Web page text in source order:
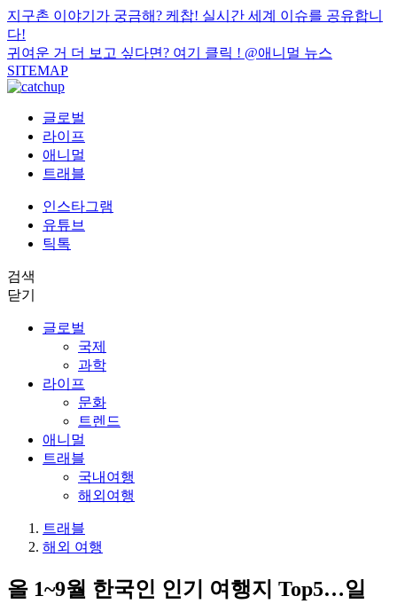
지구촌 이야기가 궁금해? 케찹! 실시간 세계 이슈를 공유합니
다!
귀여운 거 더 보고 싶다면? 여기 클릭 ! @애니멀 뉴스
SITEMAP
글로벌
라이프
애니멀
트래블
인스타그램
유튜브
틱톡
검색
닫기
글로벌
국제
과학
라이프
문화
트렌드
애니멀
트래블
국내여행
해외여행
트래블
해외 여행
올 1~9월 한국인 인기 여행지 Top5…일